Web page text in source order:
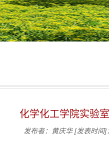
化学化工学院实验
发布者：黄庆华 [发表时间]